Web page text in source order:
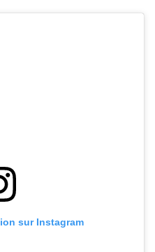
sur Instagram